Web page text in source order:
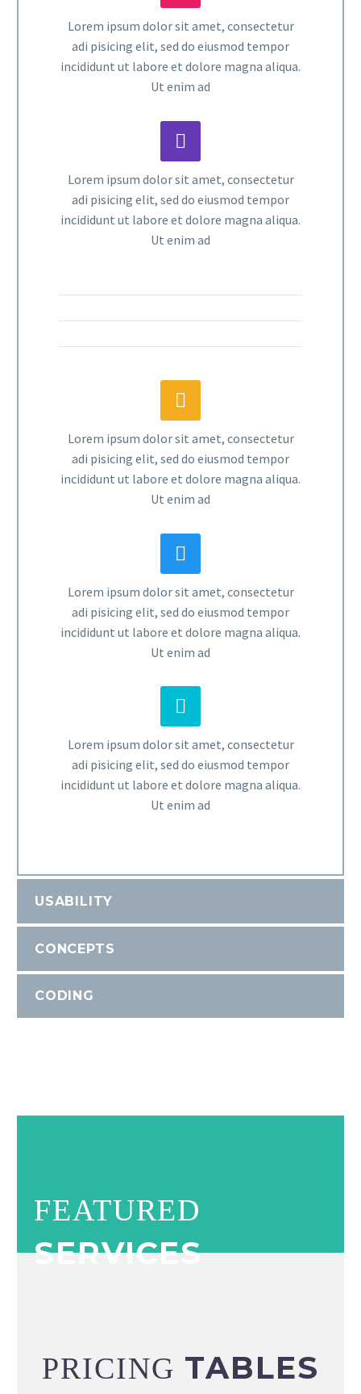
Lorem ipsum dolor sit amet, consectetur
adi pisicing elit, sed do eiusmod tempor
incididunt ut labore et dolore magna aliqua.
Ut enim ad


Lorem ipsum dolor sit amet, consectetur
adi pisicing elit, sed do eiusmod tempor
incididunt ut labore et dolore magna aliqua.
Ut enim ad


Lorem ipsum dolor sit amet, consectetur
adi pisicing elit, sed do eiusmod tempor
incididunt ut labore et dolore magna aliqua.
Ut enim ad


Lorem ipsum dolor sit amet, consectetur
adi pisicing elit, sed do eiusmod tempor
incididunt ut labore et dolore magna aliqua.
Ut enim ad


Lorem ipsum dolor sit amet, consectetur
adi pisicing elit, sed do eiusmod tempor
incididunt ut labore et dolore magna aliqua.
Ut enim ad
USABILITY
CONCEPTS
CODING
FEATURED
SERVICES
PRICING TABLES